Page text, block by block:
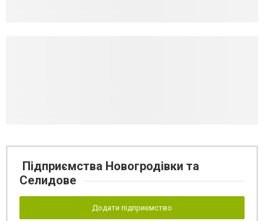
Підприємства Новогродівки та
Селидове
Додати підприємство